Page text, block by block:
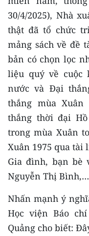
30/4/2025), Nhà
thật đã tổ chức
mảng sách về đề
bản có chọn lọc
liệu quý về cuộc
nước và Đại
thắng mùa
thắng thời đại
trong mùa Xuân
Xuân 1975 qua tài
Gia đình, bạn bè
Nguyễn Thị Bình,…
Nhấn mạnh ý
Học viện Báo
Quảng cho biết: